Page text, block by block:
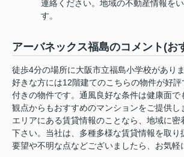
連絡ください。地域の不動産情報を
す。
アーバネックス福島のコメント(お
徒歩4分の場所に大阪市立福島小学校があり
好きな方には12階建てのこちらの物件が好
付きの物件です。通風良好な条件は健康面で
観点からもおすすめのマンションをご提供し
エリアにある賃貸情報のことなら、地域に密
下さい。当社は、多種多様な賃貸情報を取り
要望や不明な点などございましたら、お気軽